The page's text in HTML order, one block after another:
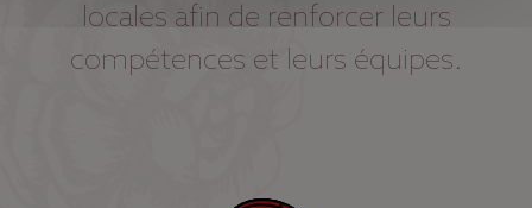
locales afin de renforcer leurs
compétences et leurs équipes.